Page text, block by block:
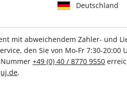
Sie Zugriff über
Deutschland
mit abweichendem Zahler- und
den Sie von Mo-Fr 7:30-20:00
+49 (0) 40 / 8770 9550
.